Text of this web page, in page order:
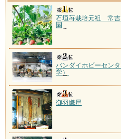
石垣苺栽培元祖 常吉
園
バンダイホビーセン
学）
御羽織屋